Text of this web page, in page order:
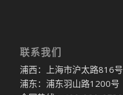
联系我们
浦西：上海市沪太路816号
浦东：浦东羽山路1200号